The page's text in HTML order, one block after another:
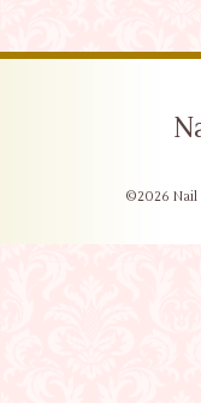
©2026 Nail